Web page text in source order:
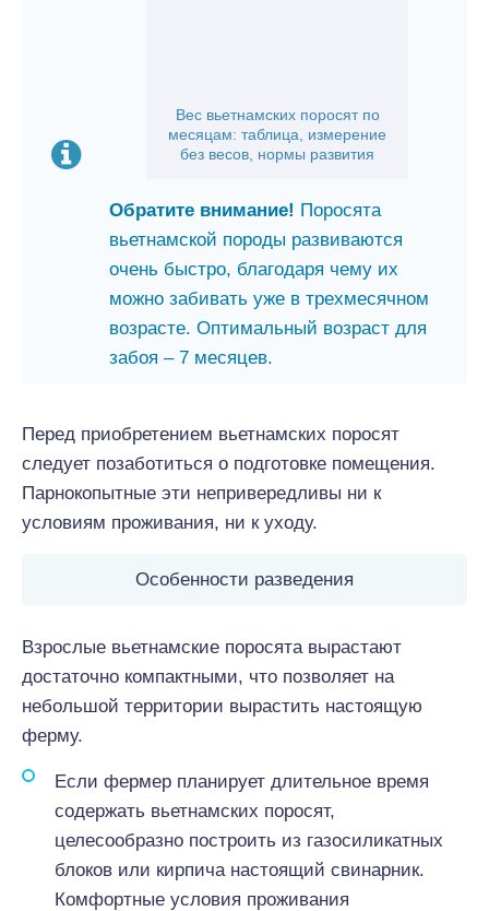
Вес вьетнамских поросят по
месяцам: таблица, измерение
без весов, нормы развития
Обратите внимание! Поросята
вьетнамской породы развиваются
очень быстро, благодаря чему их
можно забивать уже в трехмесячном
возрасте. Оптимальный возраст для
забоя – 7 месяцев.
Перед приобретением вьетнамских поросят
следует позаботиться о подготовке помещения.
Парнокопытные эти непривередливы ни к
условиям проживания, ни к уходу.
Особенности разведения
Взрослые вьетнамские поросята вырастают
достаточно компактными, что позволяет на
небольшой территории вырастить настоящую
ферму.
Если фермер планирует длительное время
содержать вьетнамских поросят,
целесообразно построить из газосиликатных
блоков или кирпича настоящий свинарник.
Комфортные условия проживания